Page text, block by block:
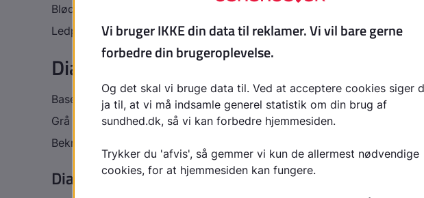
Blødningstendens (defekt af blodplader)
Ledproblemer (tendosynovitis) hos voksne
Diagnose
Baseret på fund ved undersøgelse af øjne, udvikling og urin
Grå stær er påvist hos fostre ved ultralydundersøgelse
Bekræftes ved fund af fejl i
Diagnosekode